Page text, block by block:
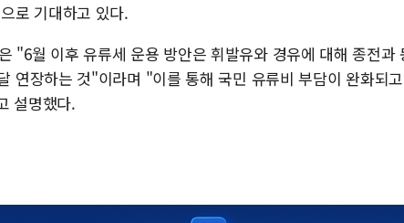
로 기대하고 있다.
"6월 이후 유류세 운용 방안은 휘발유와 경유에 대해 종전과
연장하는 것"이라며 "이를 통해 국민 유류비 부담이 완화되고
설명했다.